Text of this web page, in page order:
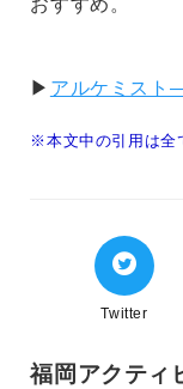
おすすめ。
▶ アルケミスト
※本文中の引用は全
Twitter
福岡アクティ